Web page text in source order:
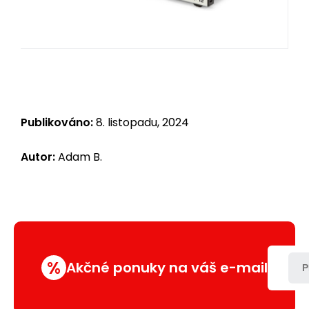
Publikováno:8. listopadu, 2024
Autor:Adam B.
% Akčné ponuky na váš e-mail